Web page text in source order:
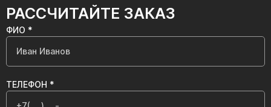
РАССЧИТАЙТЕ ЗАКАЗ
ФИО *
ТЕЛЕФОН *